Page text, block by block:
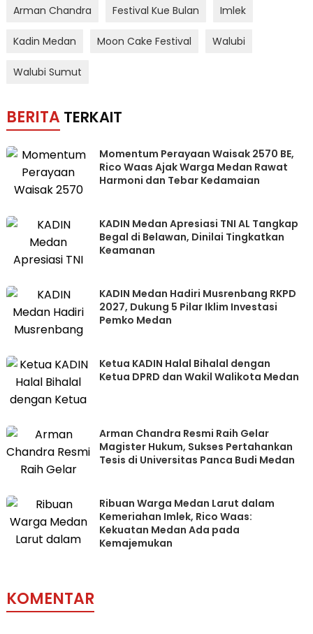
Arman Chandra Festival Kue Bulan Imlek
Kadin Medan Moon Cake Festival Walubi
Walubi Sumut
BERITA TERKAIT
Momentum Perayaan Waisak 2570 BE,
Rico Waas Ajak Warga Medan Rawat
Harmoni dan Tebar Kedamaian
KADIN Medan Apresiasi TNI AL Tangkap
Begal di Belawan, Dinilai Tingkatkan
Keamanan
KADIN Medan Hadiri Musrenbang RKPD
2027, Dukung 5 Pilar Iklim Investasi
Pemko Medan
Ketua KADIN Halal Bihalal dengan
Ketua DPRD dan Wakil Walikota Medan
Arman Chandra Resmi Raih Gelar
Magister Hukum, Sukses Pertahankan
Tesis di Universitas Panca Budi Medan
Ribuan Warga Medan Larut dalam
Kemeriahan Imlek, Rico Waas:
Kekuatan Medan Ada pada
Kemajemukan
KOMENTAR